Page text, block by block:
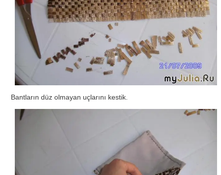
Bantların düz olmayan uçlarını kestik.